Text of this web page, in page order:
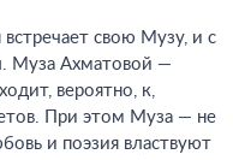
свою Музу, и с
Муза Ахматовой —
вероятно, к,
При этом Муза — не
и поэзия властвуют